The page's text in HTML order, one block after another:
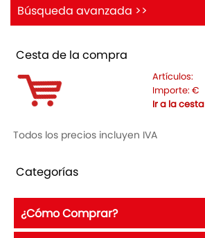
Búsqueda avanzada >>
Cesta de la compra
Artículos:
Importe: €
Ir a la cesta
Todos los precios incluyen IVA
Categorías
¿Cómo Comprar?